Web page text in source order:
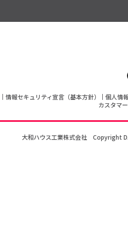
情報セキュリティ宣言（基本方針）
個人情
カスタマ
大和ハウス工業株式会社 Copyright